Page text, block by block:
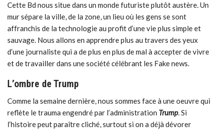
Cette Bd nous situe dans un monde futuriste plutôt austère. Un
mur sépare la ville, de la zone, un lieu où les gens se sont
affranchis de la technologie au profit d’une vie plus simple et
sauvage. Nous allons en apprendre plus au travers des yeux
d’une journaliste qui a de plus en plus de mal à accepter de vivre
et de travailler dans une société célébrant les Fake news.
L’ombre de Trump
Comme la semaine dernière, nous sommes face à une oeuvre qui
reflète le trauma engendré par l’administration Trump. Si
l’histoire peut paraître cliché, surtout si on a déjà dévorer